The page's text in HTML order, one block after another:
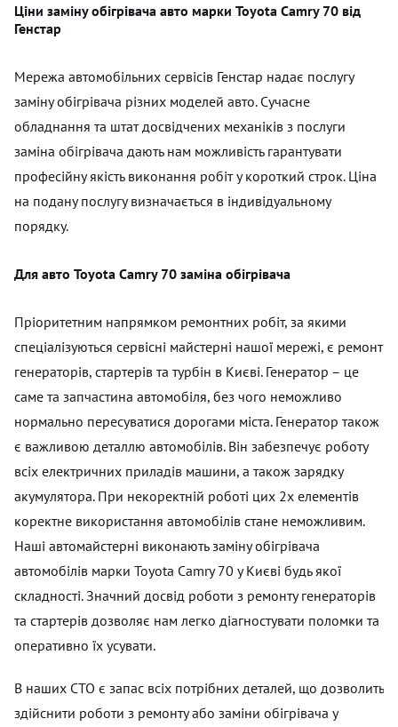
Ціни заміну обігрівача авто марки Toyota Camry 70 від
Генстар
Мережа автомобільних сервісів Генстар надає послугу
заміну обігрівача різних моделей авто. Сучасне
обладнання та штат досвідчених механіків з послуги
заміна обігрівача дають нам можливість гарантувати
професійну якість виконання робіт у короткий строк. Ціна
на подану послугу визначається в індивідуальному
порядку.
Для авто Toyota Camry 70 заміна обігрівача
Пріоритетним напрямком ремонтних робіт, за якими
спеціалізуються сервісні майстерні нашої мережі, є ремонт
генераторів, стартерів та турбін в Києві. Генератор – це
саме та запчастина автомобіля, без чого неможливо
нормально пересуватися дорогами міста. Генератор також
є важливою деталлю автомобілів. Він забезпечує роботу
всіх електричних приладів машини, а також зарядку
акумулятора. При некоректній роботі цих 2х елементів
коректне використання автомобілів стане неможливим.
Наші автомайстерні виконають заміну обігрівача
автомобілів марки Toyota Camry 70 у Києві будь якої
складності. Значний досвід роботи з ремонту генераторів
та стартерів дозволяє нам легко діагностувати поломки та
оперативно їх усувати.
В наших СТО є запас всіх потрібних деталей, що дозволить
здійснити роботи з ремонту або заміни обігрівача у